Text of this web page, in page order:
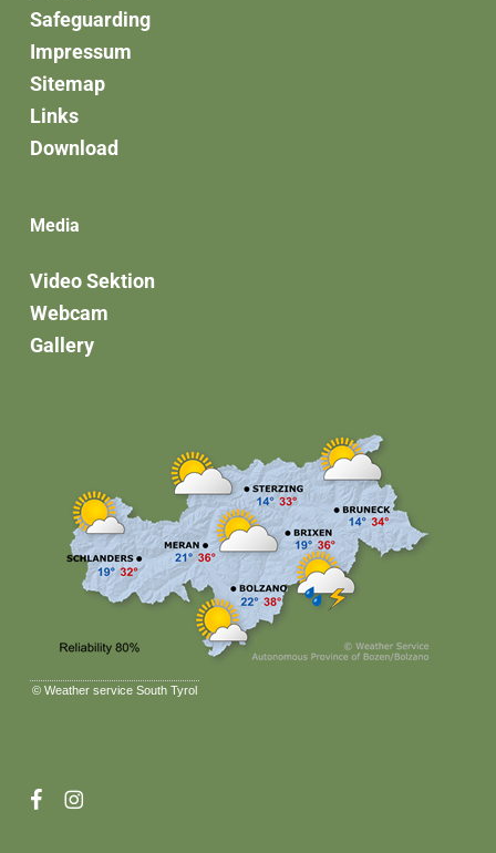
Safeguarding
Impressum
Sitemap
Links
Download
Media
Video Sektion
Webcam
Gallery
© Weather service South Tyrol
facebookinstagram